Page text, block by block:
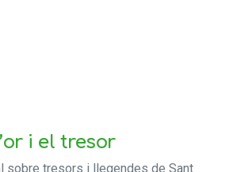
i el tresor
sobre tresors i llegendes de Sant